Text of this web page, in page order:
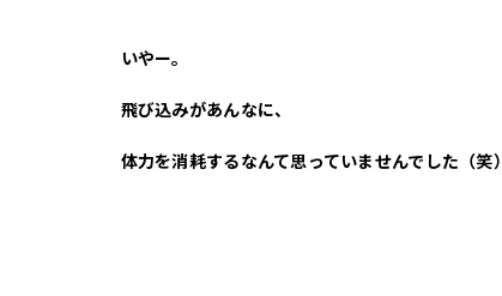
いやー。
飛び込みがあんなに、
体力を消耗するなんて思っていませんでした（笑）